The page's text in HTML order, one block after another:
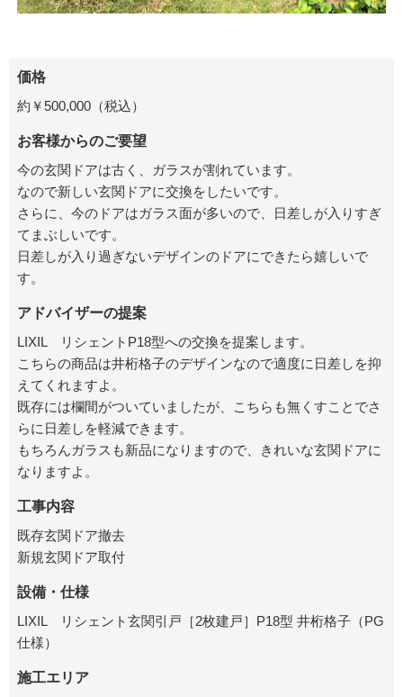
価格
約￥500,000（税込）
お客様からのご要望
今の玄関ドアは古く、ガラスが割れています。
なので新しい玄関ドアに交換をしたいです。
さらに、今のドアはガラス面が多いので、日差しが入りすぎ
てまぶしいです。
日差しが入り過ぎないデザインのドアにできたら嬉しいで
す。
アドバイザーの提案
LIXIL リシェントP18型への交換を提案します。
こちらの商品は井桁格子のデザインなので適度に日差しを抑
えてくれますよ。
既存には欄間がついていましたが、こちらも無くすことでさ
らに日差しを軽減できます。
もちろんガラスも新品になりますので、きれいな玄関ドアに
なりますよ。
工事内容
既存玄関ドア撤去
新規玄関ドア取付
設備・仕様
LIXIL リシェント玄関引戸［2枚建戸］P18型 井桁格子（PG
仕様）
施工エリア